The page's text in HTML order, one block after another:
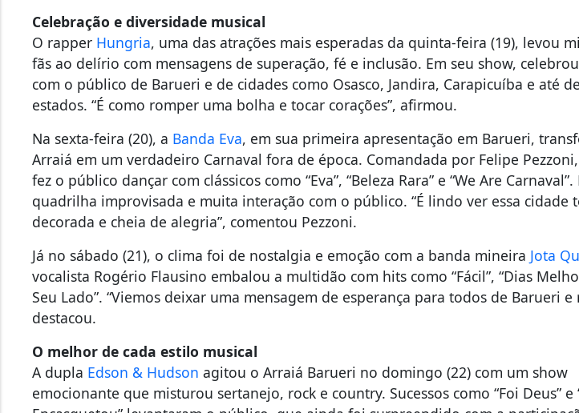
Celebração e diversidade musical
O rapper Hungria, uma das atrações mais esperadas da quinta-feira (19), levou
fãs ao delírio com mensagens de superação, fé e inclusão. Em seu show,
com o público de Barueri e de cidades como Osasco, Jandira, Carapicuíba e até
estados. “É como romper uma bolha e tocar corações”, afirmou.
Na sexta-feira (20), a Banda Eva, em sua primeira apresentação em Barueri,
Arraiá em um verdadeiro Carnaval fora de época. Comandada por Felipe
fez o público dançar com clássicos como “Eva”, “Beleza Rara” e “We Are
quadrilha improvisada e muita interação com o público. “É lindo ver essa cidade
decorada e cheia de alegria”, comentou Pezzoni.
Já no sábado (21), o clima foi de nostalgia e emoção com a banda mineira Jota
vocalista Rogério Flausino embalou a multidão com hits como “Fácil”, “Dias
Seu Lado”. “Viemos deixar uma mensagem de esperança para todos de Barueri e
destacou.
O melhor de cada estilo musical
A dupla Edson & Hudson agitou o Arraiá Barueri no domingo (22) com um show
emocionante que misturou sertanejo, rock e country. Sucessos como “Foi Deus” e